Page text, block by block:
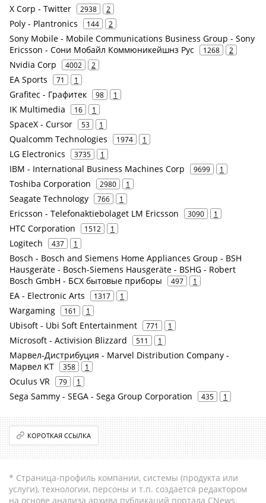
X Corp - Twitter 2938 2
Poly - Plantronics 144 2
Sony Mobile - Mobile Communications Business Group - Sony
Ericsson - Сони Мобайл Коммюникейшнз Рус
1268 2
Nvidia Corp 4002 2
EA Sports 71 1
Grafitec - Графитек 98 1
IK Multimedia 16 1
SpaceX - Cursor 53 1
Qualcomm Technologies 1974 1
LG Electronics 3735 1
IBM - International Business Machines Corp 9699 1
Toshiba Corporation 2980 1
Seagate Technology 766 1
Ericsson - Telefonaktiebolaget LM Ericsson 3090 1
HTC Corporation 1512 1
Logitech 437 1
Bosch - Bosch and Siemens Home Appliances Group - BSH
Hausgeräte - Bosch-Siemens Hausgeräte - BSHG - Robert
Bosch GmbH - БСХ бытовые приборы
497 1
EA - Electronic Arts 1317 1
Wargaming 161 1
Ubisoft - Ubi Soft Entertainment 771 1
Microsoft - Activision Blizzard 511 1
Марвел-Дистрибуция - Marvel Distribution Company -
Марвел КТ
358 1
Oculus VR 79 1
Sega Sammy - SEGA - Sega Group Corporation 435 1
КОРОТКАЯ ССЫЛКА
* Страница-профиль компании, системы (продукта или
услуги), технологии, персоны и т.п. создается редактором
на основе анализа архива публикаций портала CNews.